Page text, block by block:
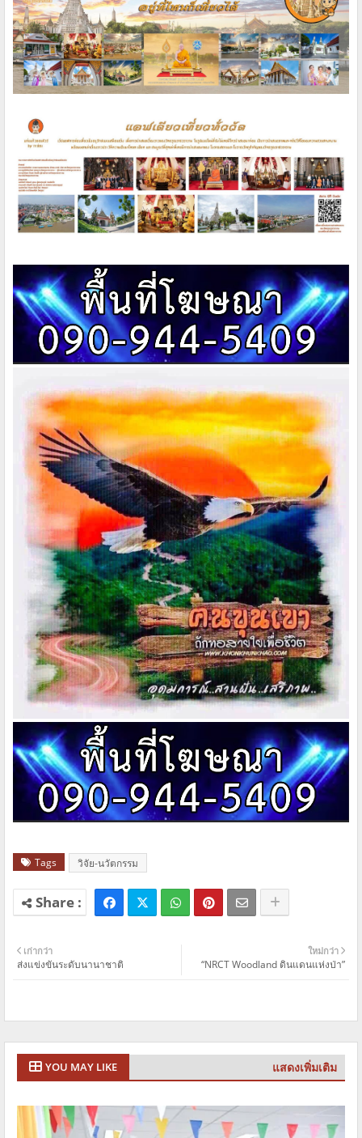
Tags วิจัย-นวัตกรรม
ใหม่กว่า
“NRCT Woodland ดินแดนแห่งป่า”
เก่ากว่า
ส่งแข่งขันระดับนานาชาติ
YOU MAY LIKE แสดงเพิ่มเติม